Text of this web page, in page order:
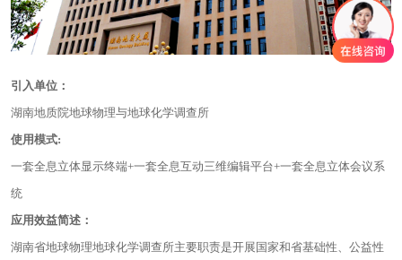
引入单位：
湖南地质院地球物理与地球化学调查所
使用模式:
一套全息立体显示终端+一套全息互动三维编辑平台+一套全息立体会议系
统
应用效益简述：
湖南省地球物理地球化学调查所主要职责是开展国家和省基础性、公益性